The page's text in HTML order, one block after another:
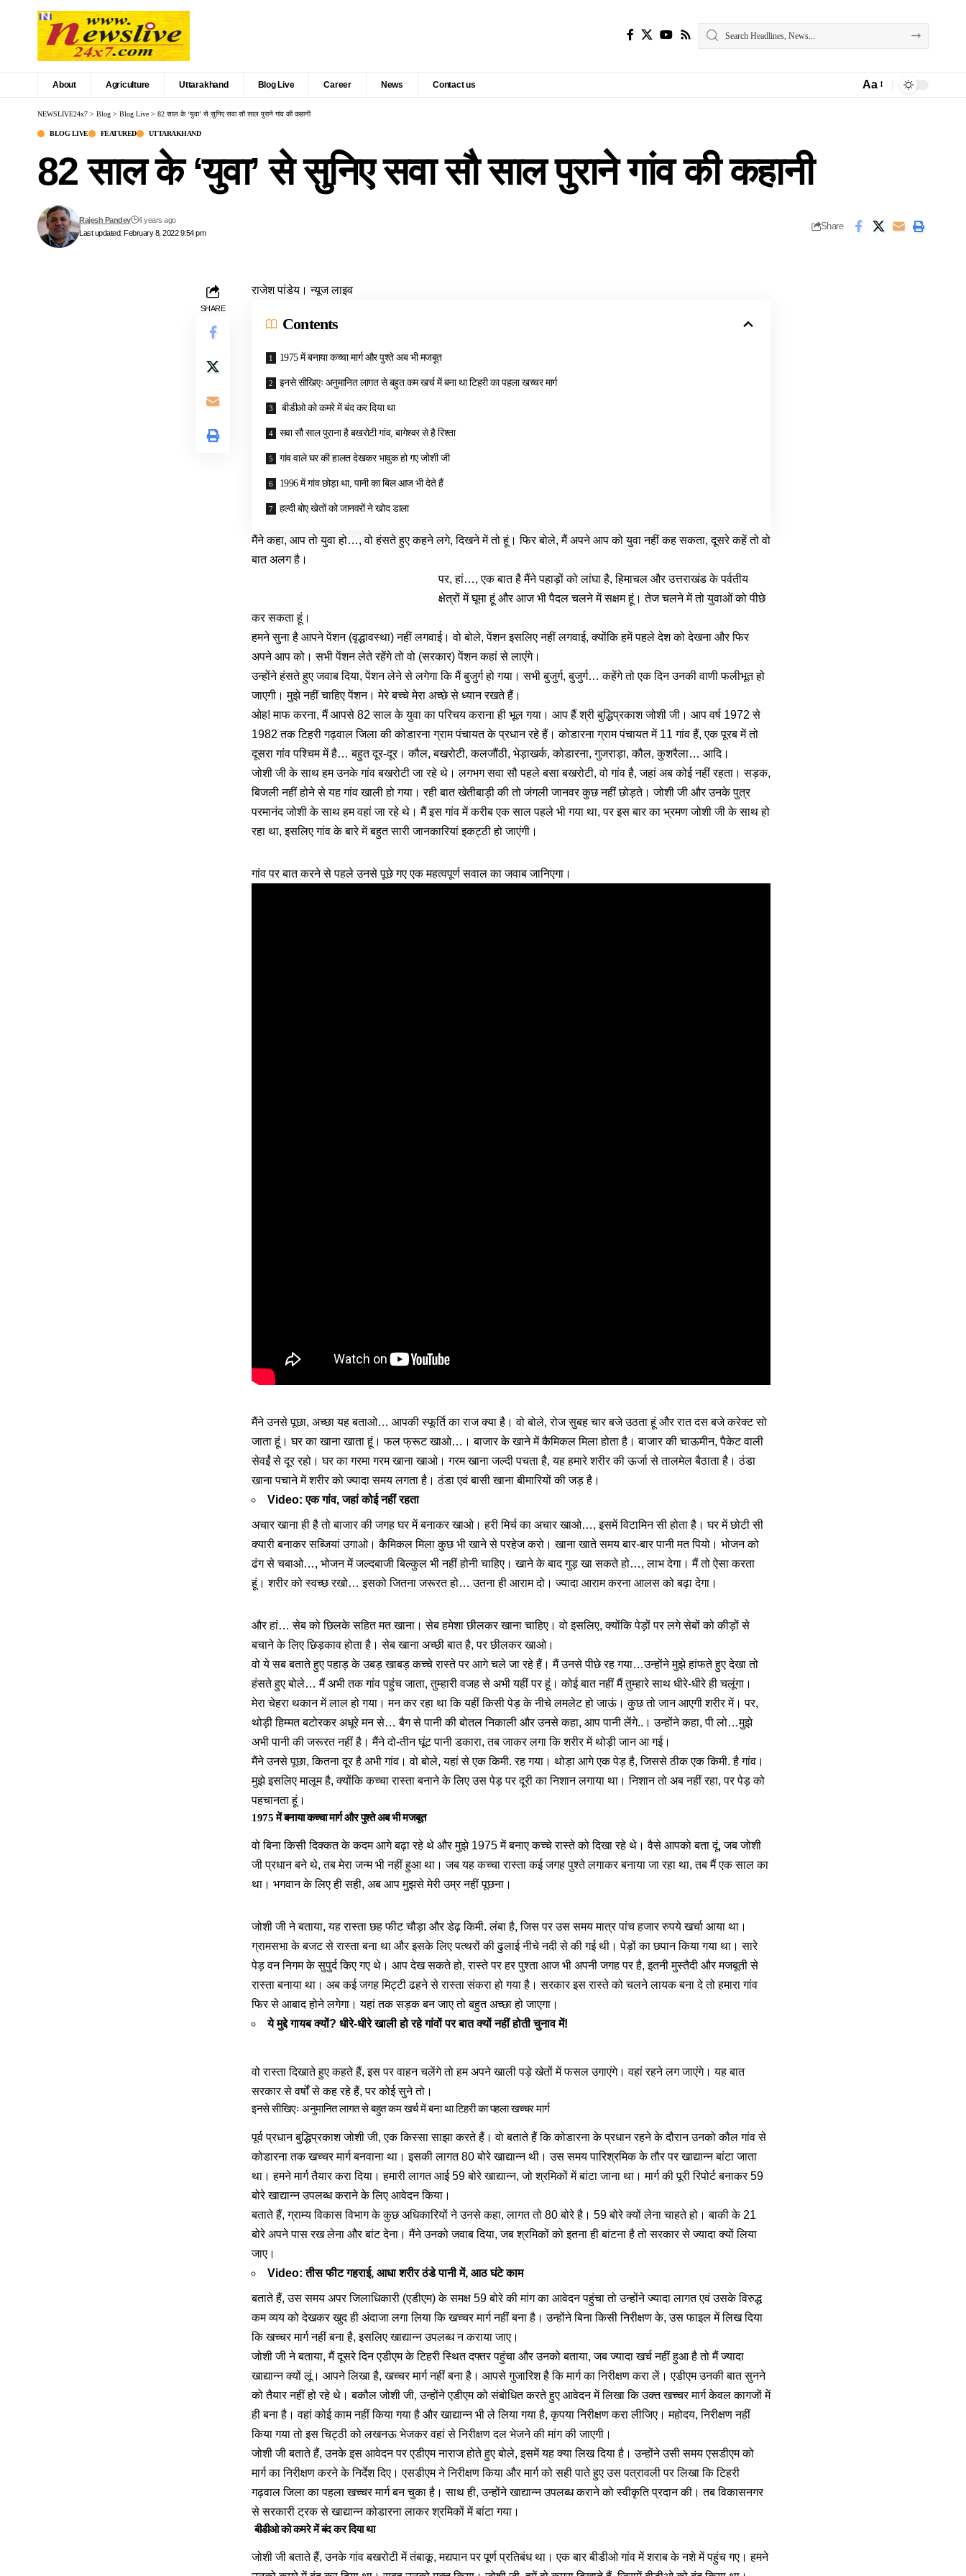
About Agriculture Uttarakhand Blog Live Career News Contact us Aa
NEWSLIVE24x7 > Blog > Blog Live > 82 साल के ‘युवा’ से सुनिए सवा सौ साल पुराने गांव की कहानी
BLOG LIVE FEATURED UTTARAKHAND
82 साल के ‘युवा’ से सुनिए सवा सौ साल पुराने गांव की कहानी
Last updated: February 8, 2022 9:54 pm
Rajesh Pandey 4 years ago
Share
SHARE
राजेश पांडेय। न्यूज लाइव
Contents
1975 में बनाया कच्चा मार्ग और पुश्ते अब भी मजबूत
इनसे सीखिएः अनुमानित लागत से बहुत कम खर्च में बना था टिहरी का पहला खच्चर मार्ग
बीडीओ को कमरे में बंद कर दिया था
सवा सौ साल पुराना है बखरोटी गांव, बागेश्वर से है रिश्ता
गांव वाले घर की हालत देखकर भावुक हो गए जोशी जी
1996 में गांव छोड़ा था, पानी का बिल आज भी देते हैं
हल्दी बोए खेतों को जानवरों ने खोद डाला
मैंने कहा, आप तो युवा हो…, वो हंसते हुए कहने लगे, दिखने में तो हूं। फिर बोले, मैं अपने आप को युवा नहीं कह सकता, दूसरे कहें तो वो
बात अलग है।
पर, हां…, एक बात है मैंने पहाड़ों को लांघा है, हिमाचल और उत्तराखंड के पर्वतीय
क्षेत्रों में घूमा हूं और आज भी पैदल चलने में सक्षम हूं। तेज चलने में तो युवाओं को पीछे
कर सकता हूं।
हमने सुना है आपने पेंशन (वृद्धावस्था) नहीं लगवाई। वो बोले, पेंशन इसलिए नहीं लगवाई, क्योंकि हमें पहले देश को देखना और फिर
अपने आप को। सभी पेंशन लेते रहेंगे तो वो (सरकार) पेंशन कहां से लाएंगे।
उन्होंने हंसते हुए जवाब दिया, पेंशन लेने से लगेगा कि मैं बुजुर्ग हो गया। सभी बुजुर्ग, बुजुर्ग… कहेंगे तो एक दिन उनकी वाणी फलीभूत हो
जाएगी। मुझे नहीं चाहिए पेंशन। मेरे बच्चे मेरा अच्छे से ध्यान रखते हैं।
ओह! माफ करना, मैं आपसे 82 साल के युवा का परिचय कराना ही भूल गया। आप हैं श्री बुद्धिप्रकाश जोशी जी। आप वर्ष 1972 से
1982 तक टिहरी गढ़वाल जिला की कोडारना ग्राम पंचायत के प्रधान रहे हैं। कोडारना ग्राम पंचायत में 11 गांव हैं, एक पूरब में तो
दूसरा गांव पश्चिम में है… बहुत दूर-दूर। कौल, बखरोटी, कलजौंठी, भेड़ाखर्क, कोडारना, गुजराड़ा, कौल, कुशरैला… आदि।
जोशी जी के साथ हम उनके गांव बखरोटी जा रहे थे। लगभग सवा सौ पहले बसा बखरोटी, वो गांव है, जहां अब कोई नहीं रहता। सड़क,
बिजली नहीं होने से यह गांव खाली हो गया। रही बात खेतीबाड़ी की तो जंगली जानवर कुछ नहीं छोड़ते। जोशी जी और उनके पुत्र
परमानंद जोशी के साथ हम वहां जा रहे थे। मैं इस गांव में करीब एक साल पहले भी गया था, पर इस बार का भ्रमण जोशी जी के साथ हो
रहा था, इसलिए गांव के बारे में बहुत सारी जानकारियां इकट्ठी हो जाएंगी।
गांव पर बात करने से पहले उनसे पूछे गए एक महत्वपूर्ण सवाल का जवाब जानिएगा।
मैंने उनसे पूछा, अच्छा यह बताओ… आपकी स्फूर्ति का राज क्या है। वो बोले, रोज सुबह चार बजे उठता हूं और रात दस बजे करेक्ट सो
जाता हूं। घर का खाना खाता हूं। फल फ्रूट खाओ…। बाजार के खाने में कैमिकल मिला होता है। बाजार की चाऊमीन, पैकेट वाली
सेवईं से दूर रहो। घर का गरमा गरम खाना खाओ। गरम खाना जल्दी पचता है, यह हमारे शरीर की ऊर्जा से तालमेल बैठाता है। ठंडा
खाना पचाने में शरीर को ज्यादा समय लगता है। ठंडा एवं बासी खाना बीमारियों की जड़ है।
Video: एक गांव, जहां कोई नहीं रहता
अचार खाना ही है तो बाजार की जगह घर में बनाकर खाओ। हरी मिर्च का अचार खाओ…, इसमें विटामिन सी होता है। घर में छोटी सी
क्यारी बनाकर सब्जियां उगाओ। कैमिकल मिला कुछ भी खाने से परहेज करो। खाना खाते समय बार-बार पानी मत पियो। भोजन को
ढंग से चबाओ…, भोजन में जल्दबाजी बिल्कुल भी नहीं होनी चाहिए। खाने के बाद गुड़ खा सकते हो…, लाभ देगा। मैं तो ऐसा करता
हूं। शरीर को स्वच्छ रखो… इसको जितना जरूरत हो… उतना ही आराम दो। ज्यादा आराम करना आलस को बढ़ा देगा।
और हां… सेब को छिलके सहित मत खाना। सेब हमेशा छीलकर खाना चाहिए। वो इसलिए, क्योंकि पेड़ों पर लगे सेबों को कीड़ों से
बचाने के लिए छिड़काव होता है। सेब खाना अच्छी बात है, पर छीलकर खाओ।
वो ये सब बताते हुए पहाड़ के उबड़ खाबड़ कच्चे रास्ते पर आगे चले जा रहे हैं। मैं उनसे पीछे रह गया…उन्होंने मुझे हांफते हुए देखा तो
हंसते हुए बोले… मैं अभी तक गांव पहुंच जाता, तुम्हारी वजह से अभी यहीं पर हूं। कोई बात नहीं मैं तुम्हारे साथ धीरे-धीरे ही चलूंगा।
मेरा चेहरा थकान में लाल हो गया। मन कर रहा था कि यहीं किसी पेड़ के नीचे लमलेट हो जाऊं। कुछ तो जान आएगी शरीर में। पर,
थोड़ी हिम्मत बटोरकर अधूरे मन से… बैग से पानी की बोतल निकाली और उनसे कहा, आप पानी लेंगे..। उन्होंने कहा, पी लो…मुझे
अभी पानी की जरूरत नहीं है। मैंने दो-तीन घूंट पानी डकारा, तब जाकर लगा कि शरीर में थोड़ी जान आ गई।
मैंने उनसे पूछा, कितना दूर है अभी गांव। वो बोले, यहां से एक किमी. रह गया। थोड़ा आगे एक पेड़ है, जिससे ठीक एक किमी. है गांव।
मुझे इसलिए मालूम है, क्योंकि कच्चा रास्ता बनाने के लिए उस पेड़ पर दूरी का निशान लगाया था। निशान तो अब नहीं रहा, पर पेड़ को
पहचानता हूं।
1975 में बनाया कच्चा मार्ग और पुश्ते अब भी मजबूत
वो बिना किसी दिक्कत के कदम आगे बढ़ा रहे थे और मुझे 1975 में बनाए कच्चे रास्ते को दिखा रहे थे। वैसे आपको बता दूं, जब जोशी
जी प्रधान बने थे, तब मेरा जन्म भी नहीं हुआ था। जब यह कच्चा रास्ता कई जगह पुश्ते लगाकर बनाया जा रहा था, तब मैं एक साल का
था। भगवान के लिए ही सही, अब आप मुझसे मेरी उम्र नहीं पूछना।
जोशी जी ने बताया, यह रास्ता छह फीट चौड़ा और डेढ़ किमी. लंबा है, जिस पर उस समय मात्र पांच हजार रुपये खर्चा आया था।
ग्रामसभा के बजट से रास्ता बना था और इसके लिए पत्थरों की ढुलाई नीचे नदी से की गई थी। पेड़ों का छपान किया गया था। सारे
पेड़ वन निगम के सुपुर्द किए गए थे। आप देख सकते हो, रास्ते पर हर पुश्ता आज भी अपनी जगह पर है, इतनी मुस्तैदी और मजबूती से
रास्ता बनाया था। अब कई जगह मिट्टी ढहने से रास्ता संकरा हो गया है। सरकार इस रास्ते को चलने लायक बना दे तो हमारा गांव
फिर से आबाद होने लगेगा। यहां तक सड़क बन जाए तो बहुत अच्छा हो जाएगा।
ये मुद्दे गायब क्यों? धीरे-धीरे खाली हो रहे गांवों पर बात क्यों नहीं होती चुनाव में!
वो रास्ता दिखाते हुए कहते हैं, इस पर वाहन चलेंगे तो हम अपने खाली पड़े खेतों में फसल उगाएंगे। वहां रहने लग जाएंगे। यह बात
सरकार से वर्षों से कह रहे हैं, पर कोई सुने तो।
इनसे सीखिएः अनुमानित लागत से बहुत कम खर्च में बना था टिहरी का पहला खच्चर मार्ग
पूर्व प्रधान बुद्धिप्रकाश जोशी जी, एक किस्सा साझा करते हैं। वो बताते हैं कि कोडारना के प्रधान रहने के दौरान उनको कौल गांव से
कोडारना तक खच्चर मार्ग बनवाना था। इसकी लागत 80 बोरे खाद्यान्न थी। उस समय पारिश्रमिक के तौर पर खाद्यान्न बांटा जाता
था। हमने मार्ग तैयार करा दिया। हमारी लागत आई 59 बोरे खाद्यान्न, जो श्रमिकों में बांटा जाना था। मार्ग की पूरी रिपोर्ट बनाकर 59
बोरे खाद्यान्न उपलब्ध कराने के लिए आवेदन किया।
बताते हैं, ग्राम्य विकास विभाग के कुछ अधिकारियों ने उनसे कहा, लागत तो 80 बोरे है। 59 बोरे क्यों लेना चाहते हो। बाकी के 21
बोरे अपने पास रख लेना और बांट देना। मैंने उनको जवाब दिया, जब श्रमिकों को इतना ही बांटना है तो सरकार से ज्यादा क्यों लिया
जाए।
Video: तीस फीट गहराई, आधा शरीर ठंडे पानी में, आठ घंटे काम
बताते हैं, उस समय अपर जिलाधिकारी (एडीएम) के समक्ष 59 बोरे की मांग का आवेदन पहुंचा तो उन्होंने ज्यादा लागत एवं उसके विरुद्ध
कम व्यय को देखकर खुद ही अंदाजा लगा लिया कि खच्चर मार्ग नहीं बना है। उन्होंने बिना किसी निरीक्षण के, उस फाइल में लिख दिया
कि खच्चर मार्ग नहीं बना है, इसलिए खाद्यान्न उपलब्ध न कराया जाए।
जोशी जी ने बताया, मैं दूसरे दिन एडीएम के टिहरी स्थित दफ्तर पहुंचा और उनको बताया, जब ज्यादा खर्च नहीं हुआ है तो मैं ज्यादा
खाद्यान्न क्यों लूं। आपने लिखा है, खच्चर मार्ग नहीं बना है। आपसे गुजारिश है कि मार्ग का निरीक्षण करा लें। एडीएम उनकी बात सुनने
को तैयार नहीं हो रहे थे। बकौल जोशी जी, उन्होंने एडीएम को संबोधित करते हुए आवेदन में लिखा कि उक्त खच्चर मार्ग केवल कागजों में
ही बना है। वहां कोई काम नहीं किया गया है और खाद्यान्न भी ले लिया गया है, कृपया निरीक्षण करा लीजिए। महोदय, निरीक्षण नहीं
किया गया तो इस चिट्ठी को लखनऊ भेजकर वहां से निरीक्षण दल भेजने की मांग की जाएगी।
जोशी जी बताते हैं, उनके इस आवेदन पर एडीएम नाराज होते हुए बोले, इसमें यह क्या लिख दिया है। उन्होंने उसी समय एसडीएम को
मार्ग का निरीक्षण करने के निर्देश दिए। एसडीएम ने निरीक्षण किया और मार्ग को सही पाते हुए उस पत्रावली पर लिखा कि टिहरी
गढ़वाल जिला का पहला खच्चर मार्ग बन चुका है। साथ ही, उन्होंने खाद्यान्न उपलब्ध कराने को स्वीकृति प्रदान की। तब विकासनगर
से सरकारी ट्रक से खाद्यान्न कोडारना लाकर श्रमिकों में बांटा गया।
बीडीओ को कमरे में बंद कर दिया था
जोशी जी बताते हैं, उनके गांव बखरोटी में तंबाकू, मद्यपान पर पूर्ण प्रतिबंध था। एक बार बीडीओ गांव में शराब के नशे में पहुंच गए। हमने